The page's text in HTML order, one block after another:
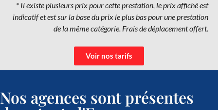
* Il existe plusieurs prix pour cette prestation, le prix affiché est
indicatif et est sur la base du prix le plus bas pour une prestation
de la même catégorie. Frais de déplacement offert.
Voir nos tarifs
Nos agences sont présentes